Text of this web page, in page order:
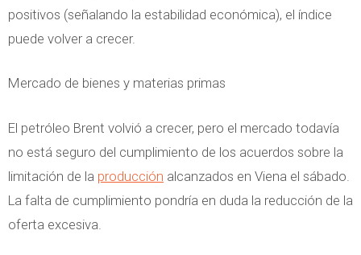
positivos (señalando la estabilidad económica), el índice
puede volver a crecer.
Mercado de bienes y materias primas
El petróleo Brent volvió a crecer, pero el mercado todavía
no está seguro del cumplimiento de los acuerdos sobre la
limitación de la producción alcanzados en Viena el sábado.
La falta de cumplimiento pondría en duda la reducción de la
oferta excesiva.